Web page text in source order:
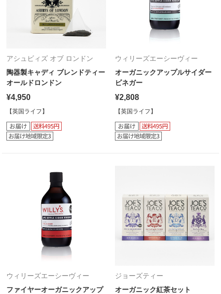
アシュビィズ オブ ロンドン
陶器製キャディ ブレンドティー
オールドロンドン
¥4,950
【英国ライフ】
ウィリーズエーシーヴィー
オーガニックアップルサイダー
ビネガー
¥2,808
【英国ライフ】
ウィリーズエーシーヴィー
ファイヤーオーガニックアップ
ジョーズティー
オーガニック紅茶セット